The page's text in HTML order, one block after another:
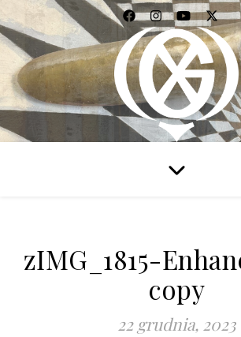
WIDZIEĆ WSZYSTKO
zIMG_1815-
copy
22 grudnia, 2023